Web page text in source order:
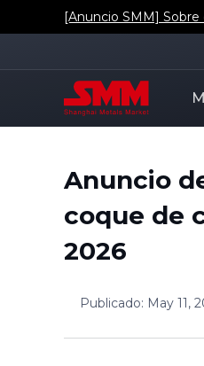
[Anuncio SMM]
Anuncio
coque de
2026
Publicado: May 11,